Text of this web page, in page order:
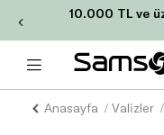
10.000 TL ve
Anasayfa Valizler